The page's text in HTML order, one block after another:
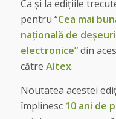
Ca și la edițiile
pentru “Cea mai
națională de
electronice”din
către Altex.
Noutatea acestei
împlinesc 10 ani de